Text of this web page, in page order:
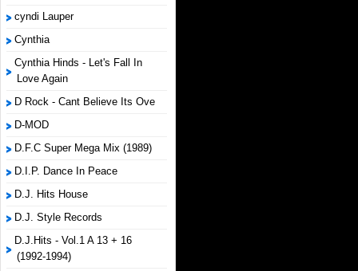
cyndi Lauper
Cynthia
Cynthia Hinds - Let's Fall In
Love Again
D Rock - Cant Believe Its Ove
D-MOD
D.F.C Super Mega Mix (1989)
D.I.P. Dance In Peace
D.J. Hits House
D.J. Style Records
D.J.Hits - Vol.1 A 13 + 16
(1992-1994)